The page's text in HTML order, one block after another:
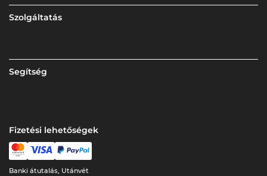
Szolgáltatás
Segítség
Fizetési lehetőségek
Banki átutalás, Utánvét